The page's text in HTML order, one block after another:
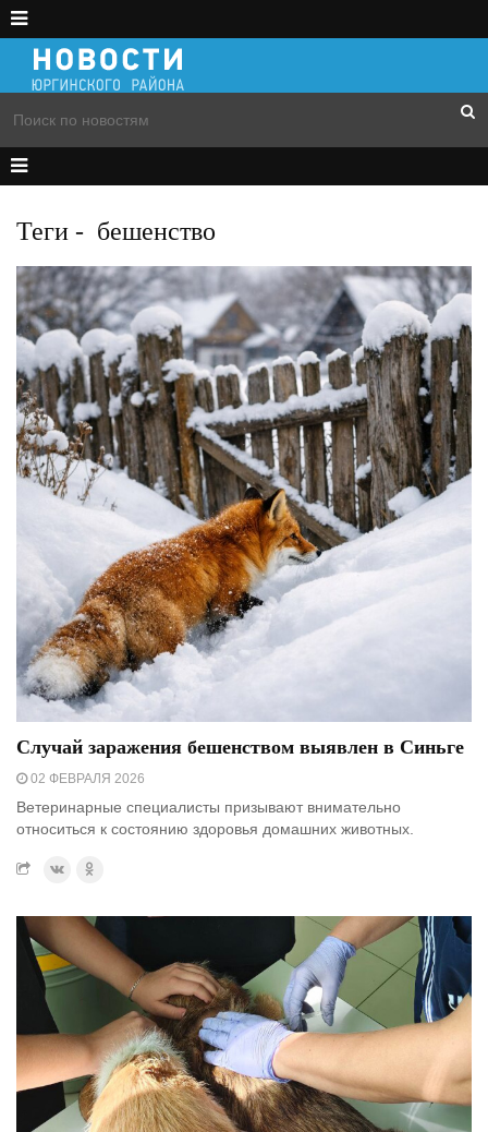
Теги - бешенство
Случай заражения бешенством выявлен в Синьге
02 ФЕВРАЛЯ 2026
Ветеринарные специалисты призывают внимательно
относиться к состоянию здоровья домашних животных.